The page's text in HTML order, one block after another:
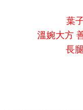
葉
溫婉大方
長